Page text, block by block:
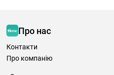
Про нас
Контакти
Про компанію